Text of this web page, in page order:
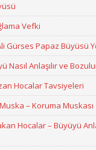
Vefki
Gürses Papaz Büyüsü
Nasıl Anlaşılır ve
Hocalar Tavsiyeleri
– Koruma Muskası
Hocalar – Büyüyü